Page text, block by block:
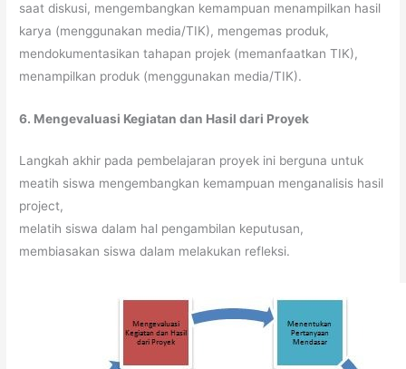
saat diskusi, mengembangkan kemampuan menampilkan hasil
karya (menggunakan media/TIK), mengemas produk,
mendokumentasikan tahapan projek (memanfaatkan TIK),
menampilkan produk (menggunakan media/TIK).
6. Mengevaluasi Kegiatan dan Hasil dari Proyek
Langkah akhir pada pembelajaran proyek ini berguna untuk
meatih siswa mengembangkan kemampuan menganalisis hasil
project,
melatih siswa dalam hal pengambilan keputusan,
membiasakan siswa dalam melakukan refleksi.